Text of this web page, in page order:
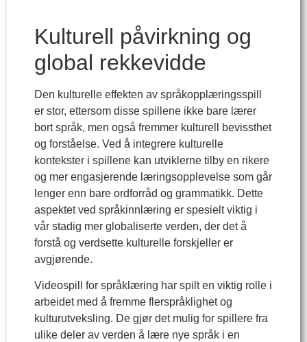
Kulturell påvirkning og
global rekkevidde
Den kulturelle effekten av språkopplæringsspill
er stor, ettersom disse spillene ikke bare lærer
bort språk, men også fremmer kulturell bevissthet
og forståelse. Ved å integrere kulturelle
kontekster i spillene kan utviklerne tilby en rikere
og mer engasjerende læringsopplevelse som går
lenger enn bare ordforråd og grammatikk. Dette
aspektet ved språkinnlæring er spesielt viktig i
vår stadig mer globaliserte verden, der det å
forstå og verdsette kulturelle forskjeller er
avgjørende.
Videospill for språklæring har spilt en viktig rolle i
arbeidet med å fremme flerspråklighet og
kulturutveksling. De gjør det mulig for spillere fra
ulike deler av verden å lære nye språk i en